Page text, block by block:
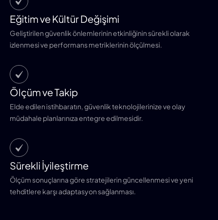
Eğitim ve Kültür Değişimi
Geliştirilen güvenlik önlemlerinin etkinliğinin sürekli olarak
izlenmesi ve performans metriklerinin ölçülmesi.
Ölçüm ve Takip
Elde edilen istihbaratın, güvenlik teknolojilerinize ve olay
müdahale planlarınıza entegre edilmesidir.
Sürekli İyileştirme
Ölçüm sonuçlarına göre stratejilerin güncellenmesi ve yeni
tehditlere karşı adaptasyon sağlanması.